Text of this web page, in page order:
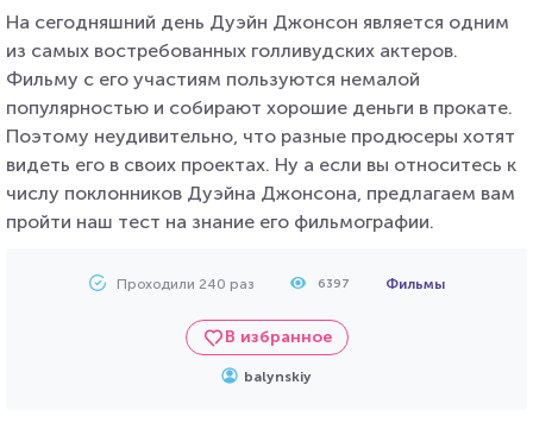
На сегодняшний день Дуэйн Джонсон является одним
из самых востребованных голливудских актеров.
Фильму с его участиям пользуются немалой
популярностью и собирают хорошие деньги в прокате.
Поэтому неудивительно, что разные продюсеры хотят
видеть его в своих проектах. Ну а если вы относитесь к
числу поклонников Дуэйна Джонсона, предлагаем вам
пройти наш тест на знание его фильмографии.
Проходили 240 раз 6397 Фильмы
В избранное
balynskiy